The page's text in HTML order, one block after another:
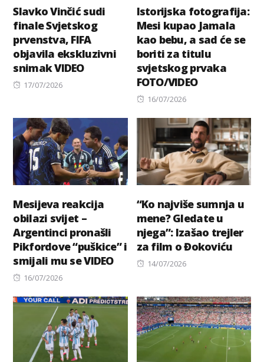
Slavko Vinčić sudi
finale Svjetskog
prvenstva, FIFA
objavila ekskluzivni
snimak VIDEO
Posted
17/07/2026
Istorijska fotografija:
Mesi kupao Jamala
kao bebu, a sad će se
boriti za titulu
svjetskog prvaka
FOTO/VIDEO
Posted
16/07/2026
Mesijeva reakcija
obilazi svijet –
Argentinci pronašli
Pikfordove “puškice” i
smijali mu se VIDEO
Posted
16/07/2026
“Ko najviše sumnja u
mene? Gledate u
njega”: Izašao trejler
za film o Đokoviću
Posted
14/07/2026